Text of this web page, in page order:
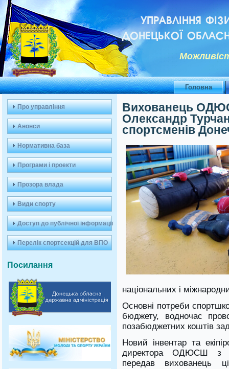
УПРАВЛІННЯ
ДОНЕЦЬКОЇ
Головна
Про управління
Анонси
Нормативна база
Програми і проекти
Прозора влада
Види спорту
Доступ до публічної інформації
Перелік спортсекцій для ВПО
Посилання
Вихованець
Олександр
спортсменів
національних і
Основні потреби
бюджету, водночас
позабюджетних коштів
Новий інвентар та
директора ОДЮСШ з
передав вихованець